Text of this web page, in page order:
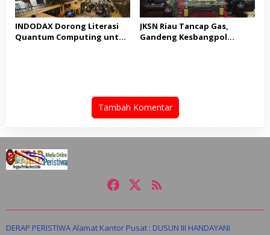
INDODAX Dorong Literasi
Quantum Computing untuk
JKSN Riau Tancap Gas,
Gandeng Kesbangpol
Tambah Komentar
DERAP PERISTIWA Alamat Kantor Pusat : DUSUN III HANDAYANI